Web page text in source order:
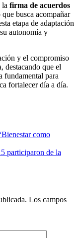
la firma de acuerdos
busca acompañar
etapa de adaptación
autonomía y
y el compromiso
destacando que el
fundamental para
fortalecer día a día.
como
participaron de la
Los campos